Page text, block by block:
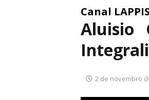
Canal LAPPIS
Aluisio
2 de novembro